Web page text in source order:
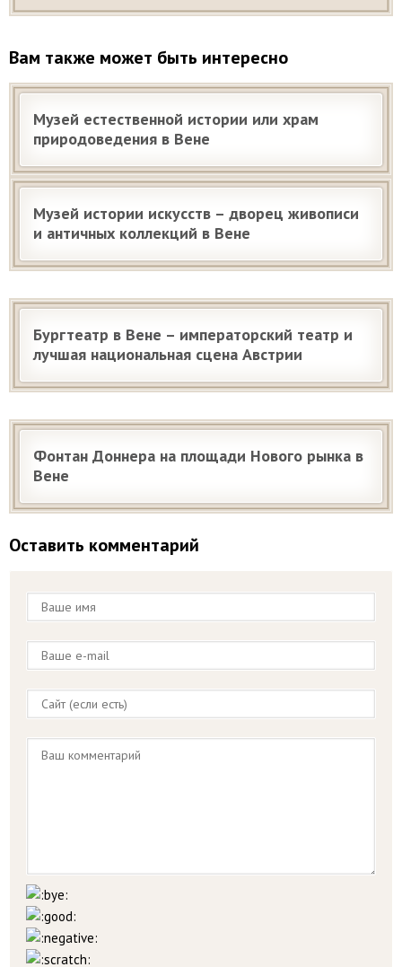
Вам также может быть интересно
Музей естественной истории или храм
природоведения в Вене
Музей истории искусств – дворец живописи
и античных коллекций в Вене
Бургтеатр в Вене – императорский театр и
лучшая национальная сцена Австрии
Фонтан Доннера на площади Нового рынка в
Вене
Оставить комментарий